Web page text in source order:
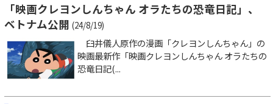
「映画クレヨンしんちゃん オラたちの恐竜日記」、
ベトナム公開 (24/8/19)
臼井儀人原作の漫画「クレヨンしんちゃん」の
映画最新作「映画クレヨンしんちゃん オラたちの
恐竜日記(...